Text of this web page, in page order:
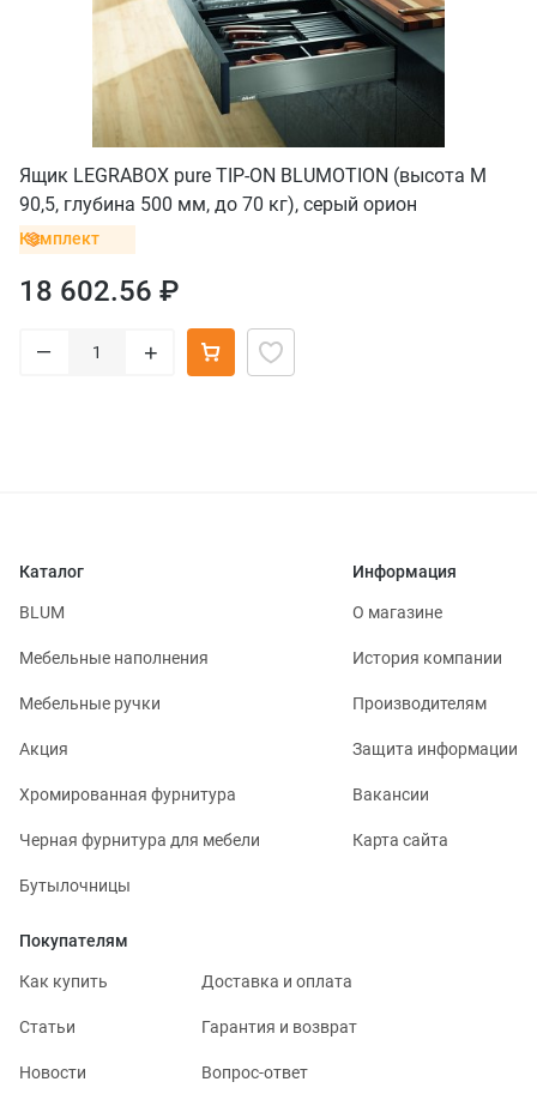
Ящик LEGRABOX pure TIP-ON BLUMOTION (высота M
90,5, глубина 500 мм, до 70 кг), серый орион
Комплект
18 602.56 ₽
– +
Каталог
BLUM
Мебельные наполнения
Мебельные ручки
Акция
Хромированная фурнитура
Черная фурнитура для мебели
Бутылочницы
Информация
О магазине
История компании
Производителям
Защита информации
Вакансии
Карта сайта
Покупателям
Как купить Доставка и оплата
Статьи Гарантия и возврат
Новости Вопрос-ответ